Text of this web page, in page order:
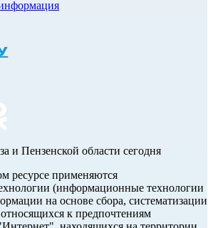
и Пензенской области сегодня
ресурсе применяются
(информационные технологии
на основе сбора, систематизации
к предпочтениям